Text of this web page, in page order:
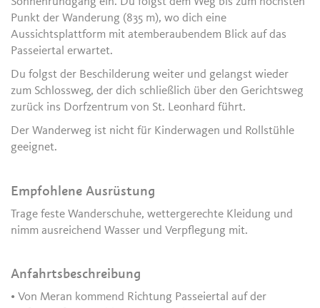
Punkt der Wanderung (835 m), wo dich eine
Aussichtsplattform mit atemberaubendem Blick auf das
Passeiertal erwartet.
Du folgst der Beschilderung weiter und gelangst wieder
zum Schlossweg, der dich schließlich über den Gerichtsweg
zurück ins Dorfzentrum von St. Leonhard führt.
Der Wanderweg ist nicht für Kinderwagen und Rollstühle
geeignet.
Empfohlene Ausrüstung
Trage feste Wanderschuhe, wettergerechte Kleidung und
nimm ausreichend Wasser und Verpflegung mit.
Anfahrtsbeschreibung
• Von Meran kommend Richtung Passeiertal auf der